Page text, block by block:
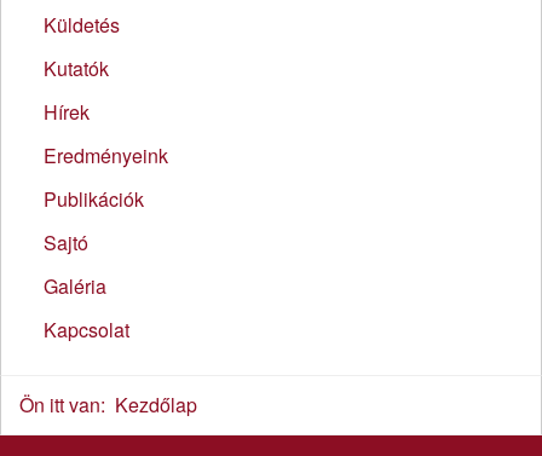
Küldetés
Kutatók
Hírek
Eredményeink
Publikációk
Sajtó
Galéria
Kapcsolat
Ön itt van: Kezdőlap